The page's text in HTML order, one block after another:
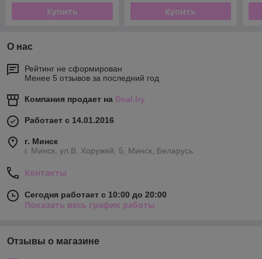
Купить Купить
О нас
Рейтинг не сформирован
Менее 5 отзывов за последний год
Компания продает на Deal.by
Работает с 14.01.2016
г. Минск
г. Минск, ул.В. Хоружей, 5, Минск, Беларусь
Контакты
Сегодня работает с 10:00 до 20:00
Показать весь график работы
Отзывы о магазине